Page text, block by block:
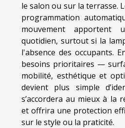
le salon ou sur la terrasse.
programmation
mouvement
quotidien, surtout si la
l'absence des occupants.
besoins prioritaires —
mobilité, esthétique et
devient plus simple
s’accordera au mieux à la
et offrira une protection
sur le style ou la praticité.